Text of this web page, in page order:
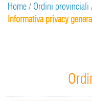
Home/ Ordini provinciali
Informativa privacy